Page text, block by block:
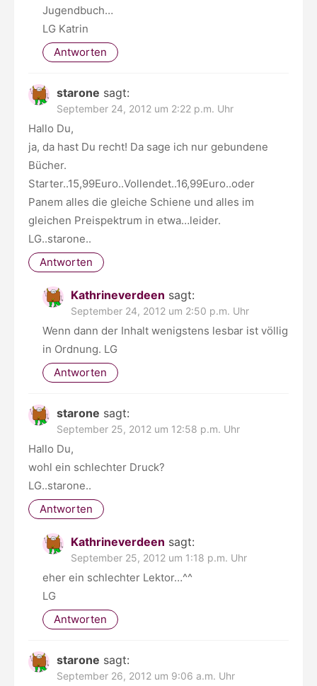
Jugendbuch…
LG Katrin
Antworten
starone sagt:
September 24, 2012 um 2:22 p.m. Uhr
Hallo Du,
ja, da hast Du recht! Da sage ich nur gebundene
Bücher.
Starter..15,99Euro..Vollendet..16,99Euro..oder
Panem alles die gleiche Schiene und alles im
gleichen Preispektrum in etwa…leider.
LG..starone..
Antworten
Kathrineverdeen sagt:
September 24, 2012 um 2:50 p.m. Uhr
Wenn dann der Inhalt wenigstens lesbar ist völlig
in Ordnung. LG
Antworten
starone sagt:
September 25, 2012 um 12:58 p.m. Uhr
Hallo Du,
wohl ein schlechter Druck?
LG..starone..
Antworten
Kathrineverdeen sagt:
September 25, 2012 um 1:18 p.m. Uhr
eher ein schlechter Lektor…^^
LG
Antworten
starone sagt:
September 26, 2012 um 9:06 a.m. Uhr